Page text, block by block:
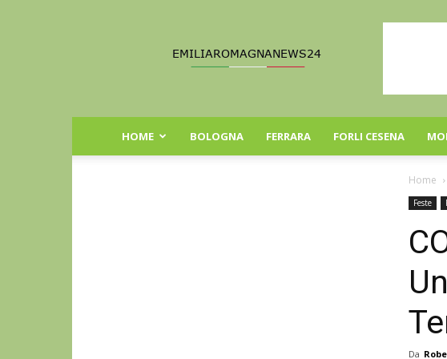
Romagna
HOME BOLOGNA FERRARA FORLI CESENA
Home
Feste
Da